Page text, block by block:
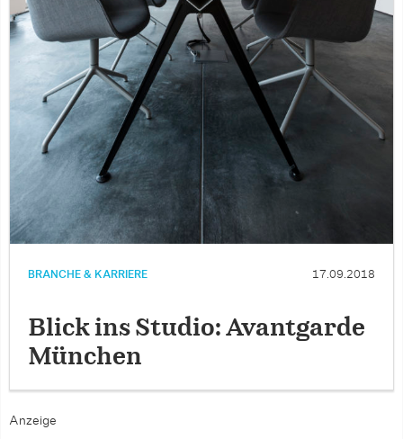
BRANCHE & KARRIERE 17.09.2018
Blick ins Studio: Avantgarde
München
Anzeige